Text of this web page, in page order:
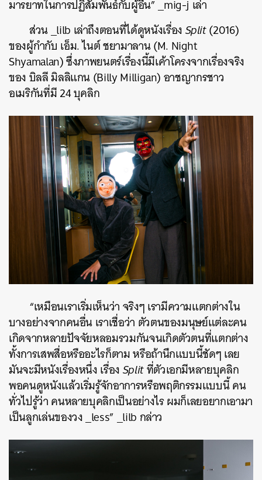
มารยาทในการปฏิสัมพันธ์กับผู้อื่น” _mig-j เล่า
ส่วน _lilb เล่าถึงตอนที่ได้ดูหนังเรื่องSplit(2016)
ของผู้กำกับ เอ็ม. ไนต์ ชยามาลาน (M. Night
Shyamalan)ซึ่งภาพยนตร์เรื่องนี้มีเค้าโครงจากเรื่องจริง
ของ บิลลี มิลลิแกน (Billy Milligan) อาชญากรชาว
อเมริกันที่มี 24 บุคลิก
“เหมือนเราเริ่มเห็นว่า จริงๆ เรามีความแตกต่างใน
บางอย่างจากคนอื่น เราเชื่อว่า ตัวตนของมนุษย์แต่ละคน
เกิดจากหลายปัจจัยหลอมรวมกันจนเกิดตัวตนที่แตกต่าง
ทั้งการเสพสื่อหรืออะไรก็ตาม หรือถ้านึกแบบนี้ชัดๆ เลย
มันจะมีหนังเรื่องหนึ่ง เรื่องSplitที่ตัวเอกมีหลายบุคลิก
พอคนดูหนังแล้วเริ่มรู้จักอาการหรือพฤติกรรมแบบนี้ คน
ทั่วไปรู้ว่า คนหลายบุคลิกเป็นอย่างไร ผมก็เลยอยากเอามา
เป็นลูกเล่นของวง _less” _lilb กล่าว